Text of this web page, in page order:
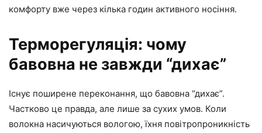
комфорту вже через кілька годин активного носіння.
Терморегуляція: чому
бавовна не завжди “дихає”
Існує поширене переконання, що бавовна “дихає”.
Частково це правда, але лише за сухих умов. Коли
волокна насичуються вологою, їхня повітропроникність